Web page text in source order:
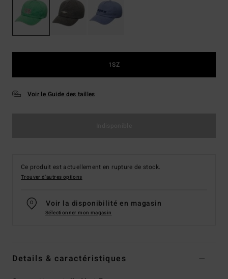
1SZ
Voir le Guide des tailles
Ce produit est actuellement en rupture de stock.
Trouver d'autres options
Voir la disponibilité en magasin
Sélectionner mon magasin
Details & caractéristiques